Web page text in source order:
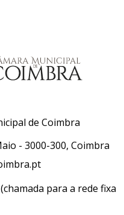
de Coimbra
- 3000-300, Coimbra
(chamada para a rede fixa